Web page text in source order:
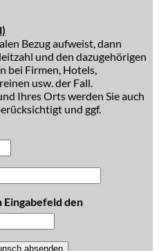
Bezug aufweist, dann
und den dazugehörigen
bei Firmen, Hotels,
usw. der Fall.
Ihres Orts werden Sie auch
und ggf.
Eingabefeld den